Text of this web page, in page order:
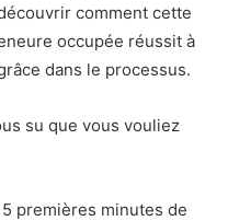
comment cette
occupée réussit à
dans le processus.
su que vous vouliez
premières minutes de